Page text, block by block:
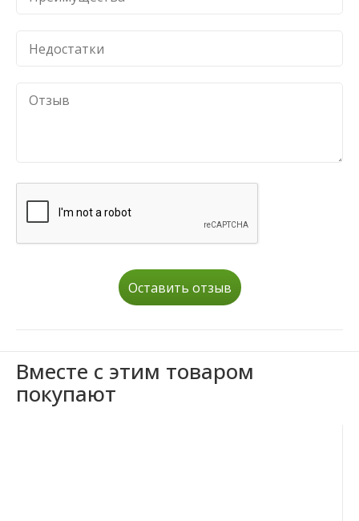
Оставить отзыв
Вместе с этим товаром
покупают